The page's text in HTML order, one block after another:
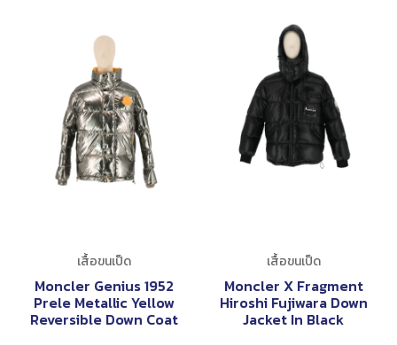
เสื้อขนเป็ด
Moncler Genius 1952
Prele Metallic Yellow
Reversible Down Coat
เสื้อขนเป็ด
Moncler X Fragment
Hiroshi Fujiwara Down
Jacket In Black